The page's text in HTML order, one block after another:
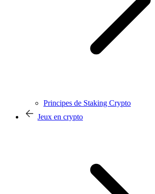
Principes de Staking Crypto
Jeux en crypto